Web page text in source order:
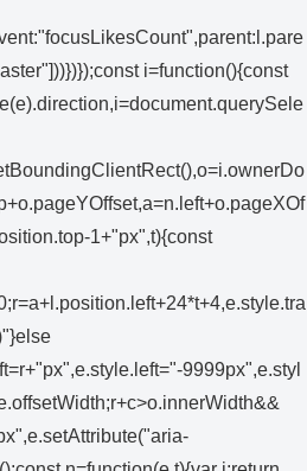
i=function(){const
1+"px",t){const
9999px",e.styl